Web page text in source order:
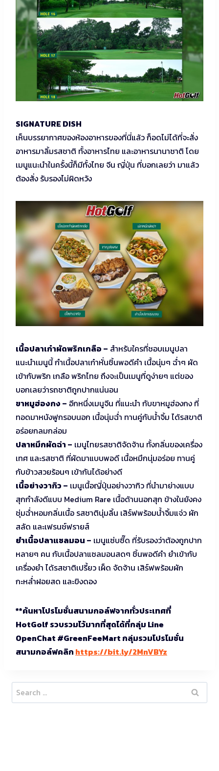
SIGNATURE DISH
เห็นบรรยากาศของห้องอาหารของที่นี่แล้ว ก็อดไม่ได้ที่จะสั่ง
อาหารมาลิ้มรสชาติ ทั้งอาหารไทย และอาหารนานาชาติ โดย
เมนูแนะนำในครั้งนี้ก็มีทั้งไทย จีน ญี่ปุ่น ที่บอกเลยว่า มาแล้ว
ต้องสั่ง รับรองไม่ผิดหวัง
เนื้อปลาเก๋าผัดพริกเกลือ – สำหรับใครที่ชอบเมนูปลา
แนะนำเมนูนี้ กำเนื้อปลาเก๋าหั่นชิ้นพอดีคำ เนื้อนุ่มๆ ฉ่ำๆ ผัด
เข้ากับพริก เกลือ พริกไทย ถึงจะเป็นเมนูที่ดูง่ายๆ แต่ของ
บอกเลยว่ารถชาติถูกปากแน่นอน
ขาหมูฮ่องกง – อีกหนึ่งเมนูจีน ที่แนะนำ กับขาหมูฮ่องกง ที่
ทอดมาหนังฟูกรอบนอก เนื้อนุ่มฉ่ำ ทานคู่กับน้ำจิ้ม ได้รสขาติ
อร่อยกลมกล่อม
ปลาหมึกผัดฉ่า – เมนูไทยรสชาติจัดจ้าน ทั้งกลิ่นของเครื่อง
เทศ และรสชาติ ที่ผัดมาแบบพอดี เนื้อหมึกนุ่มอร่อย ทานคู่
กับข้าวสวยร้อนๆ เข้ากันได้อย่างดี
เนื้อย่างวากิว – เมนูเนื้อญี่ปุ่นอย่างวากิว ที่นำมาย่างแบบ
สุกกำลังดีแบบ Medium Rare เนื้อด้านนอกสุก ข้างในยังคง
ชุ่มฉ่ำหอมกลิ่นเนื้อ รสชาตินุ่มลิ้น เสิร์ฟพร้อมน้ำจิ้มแจ่ว ผัก
สลัด และเฟรนช์ฟรายส์
ยำเนื้อปลาแซลมอน – เมนูแซ่บซี๊ด ที่รับรองว่าต้องถูกปาก
หลายๆ คน กับเนื้อปลาแซลมอนสดๆ ชิ้นพอดีคำ ยำเข้ากับ
เครื่องยำ ได้รสชาติเปรี้ยว เผ็ด จัดจ้าน เสิร์ฟพร้อมผัก
กะหล่ำฝอยสด และขิงดอง
**ค้นหาโปรโมชั่นสนามกอล์ฟจากทั่วประเทศที่
HotGolf รวบรวมไว้มากที่สุดได้ที่กลุ่ม Line
OpenChat #GreenFeeMart กลุ่มรวมโปรโมชั่น
สนามกอล์ฟคลิก https://bit.ly/2MnVBYz
Search
for: